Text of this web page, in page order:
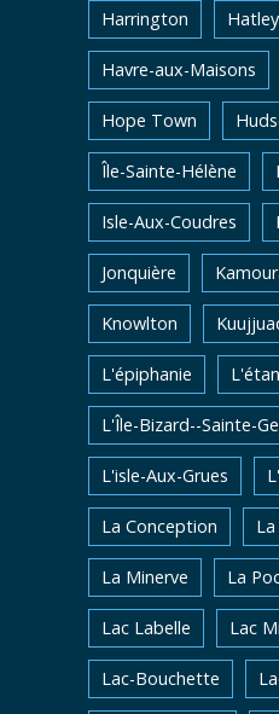
Harrington Hatley
Havre-aux-Maisons
Hope Town
Île-Sainte-Hélène
Isle-Aux-Coudres
Jonquière
Knowlton
L'épiphanie
L'Île-Bizard--Sainte-
L'isle-Aux-Grues
La Conception
La Minerve La
Lac Labelle Lac
Lac-Bouchette